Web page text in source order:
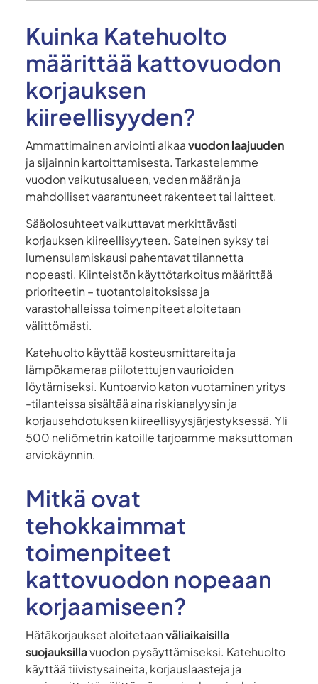
Kuinka Katehuolto
määrittää kattovuodon
korjauksen
kiireellisyyden?
Ammattimainen arviointi alkaavuodon laajuuden
ja sijainnin kartoittamisesta. Tarkastelemme
vuodon vaikutusalueen, veden määrän ja
mahdolliset vaarantuneet rakenteet tai laitteet.
Sääolosuhteet vaikuttavat merkittävästi
korjauksen kiireellisyyteen. Sateinen syksy tai
lumensulamiskausi pahentavat tilannetta
nopeasti. Kiinteistön käyttötarkoitus määrittää
prioriteetin – tuotantolaitoksissa ja
varastohalleissa toimenpiteet aloitetaan
välittömästi.
Katehuolto käyttää kosteusmittareita ja
lämpökameraa piilotettujen vaurioiden
löytämiseksi. Kuntoarvio katon vuotaminen yritys
-tilanteissa sisältää aina riskianalyysin ja
korjausehdotuksen kiireellisyysjärjestyksessä. Yli
500 neliömetrin katoille tarjoamme maksuttoman
arviokäynnin.
Mitkä ovat
tehokkaimmat
toimenpiteet
kattovuodon nopeaan
korjaamiseen?
Hätäkorjaukset aloitetaanväliaikaisilla
suojauksillavuodon pysäyttämiseksi. Katehuolto
käyttää tiivistysaineita, korjauslaasteja ja